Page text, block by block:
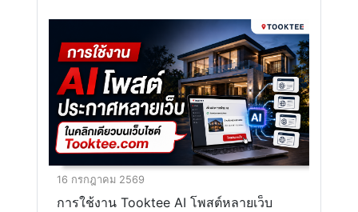
16 กรกฎาคม 2569
การใช้งาน Tooktee AI โพสต์หลายเว็บ